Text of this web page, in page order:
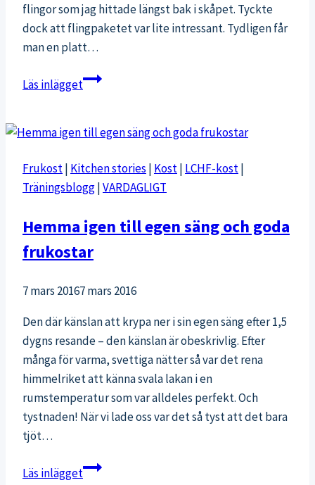
flingor som jag hittade längst bak i skåpet. Tyckte
dock att flingpaketet var lite intressant. Tydligen får
man en platt…
Läs inläggetFrukostflingor
Frukost| Kitchen stories | Kost| LCHF-kost|
Träningsblogg|VARDAGLIGT
Hemma igen till egen säng och goda
frukostar
7 mars 20167 mars 2016
Den där känslan att krypa ner i sin egen säng efter 1,5
dygns resande – den känslan är obeskrivlig. Efter
många för varma, svettiga nätter så var det rena
himmelriket att känna svala lakan i en
rumstemperatur som var alldeles perfekt. Och
tystnaden! När vi lade oss var det så tyst att det bara
tjöt…
Läs inläggetHemma